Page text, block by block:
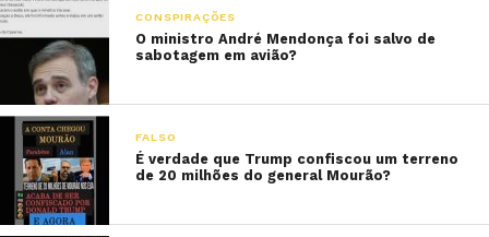
CONSPIRAÇÕES
O ministro André Mendonça foi salvo de
sabotagem em avião?
FALSO
É verdade que Trump confiscou um terreno
de 20 milhões do general Mourão?